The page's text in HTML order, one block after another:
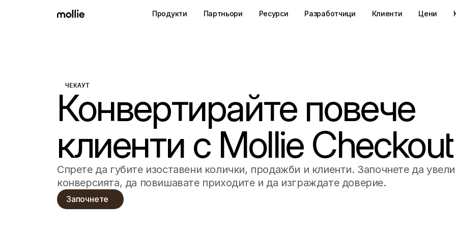
ЧЕКАУТ
Конвертирайте повече
клиенти с Mollie Checkout
Спрете да губите изоставени колички, продажби и клиенти. Започнете да
конверсията, да повишавате приходите и да изграждате доверие.
Започнете
Продукти Партньори Ресурси Разработчици Клиенти Цени